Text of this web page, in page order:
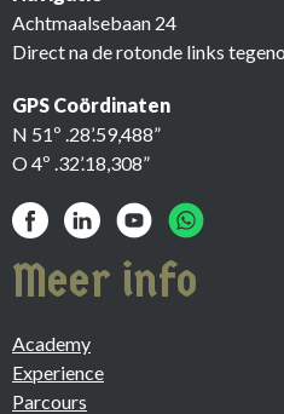
Achtmaalsebaan 24
Direct na de rotonde links
GPS Coördinaten
N 51º .28’.59,488”
O 4º .32’.18,308”
Meer info
Academy
Experience
Parcours